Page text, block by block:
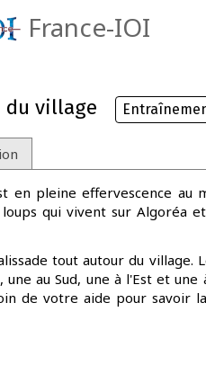
France-IOI
du village
en pleine effervescence au
qui vivent sur Algoréa
tout autour du village.
au Sud, une à l'Est et
de votre aide pour savoir